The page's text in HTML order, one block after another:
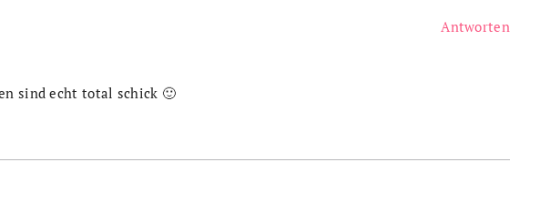
sind echt total schick 🙂
Antworten